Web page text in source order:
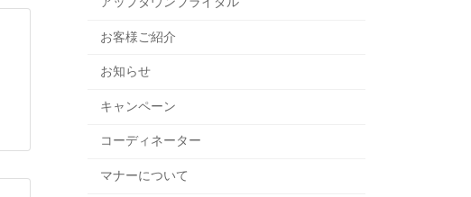
お客様ご紹介
お知らせ
キャンペーン
コーディネーター
マナーについて